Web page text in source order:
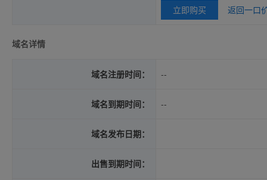
立即购买 返回一口
域名详情
域名注册时间： --
域名到期时间： --
域名发布日期：
出售到期时间：